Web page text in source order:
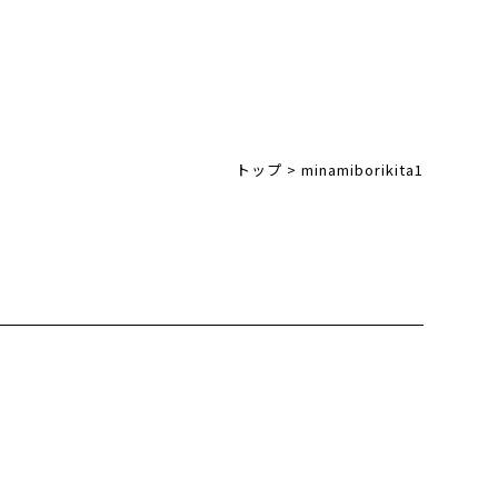
トップ > minamiborikita1